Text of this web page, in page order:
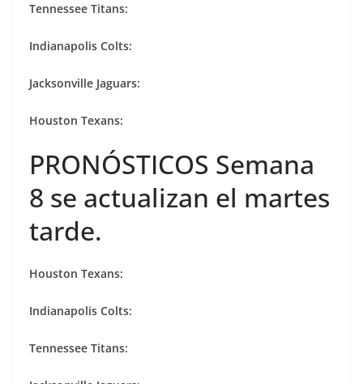
Tennessee Titans:
Indianapolis Colts:
Jacksonville Jaguars:
Houston Texans:
PRONÓSTICOS Semana
8 se actualizan el martes
tarde.
Houston Texans:
Indianapolis Colts:
Tennessee Titans: